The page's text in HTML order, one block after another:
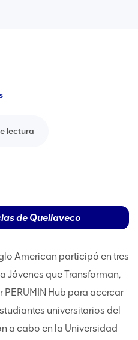
lectura
de Quellaveco
American participó en tres
Jóvenes que Transforman,
Hub para acercar
universitarios del
a cabo en la Universidad